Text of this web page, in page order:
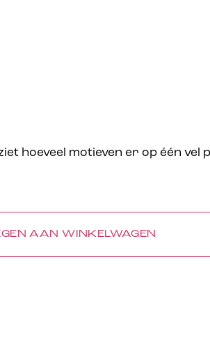
hoeveel motieven er op één vel
AAN WINKELWAGEN